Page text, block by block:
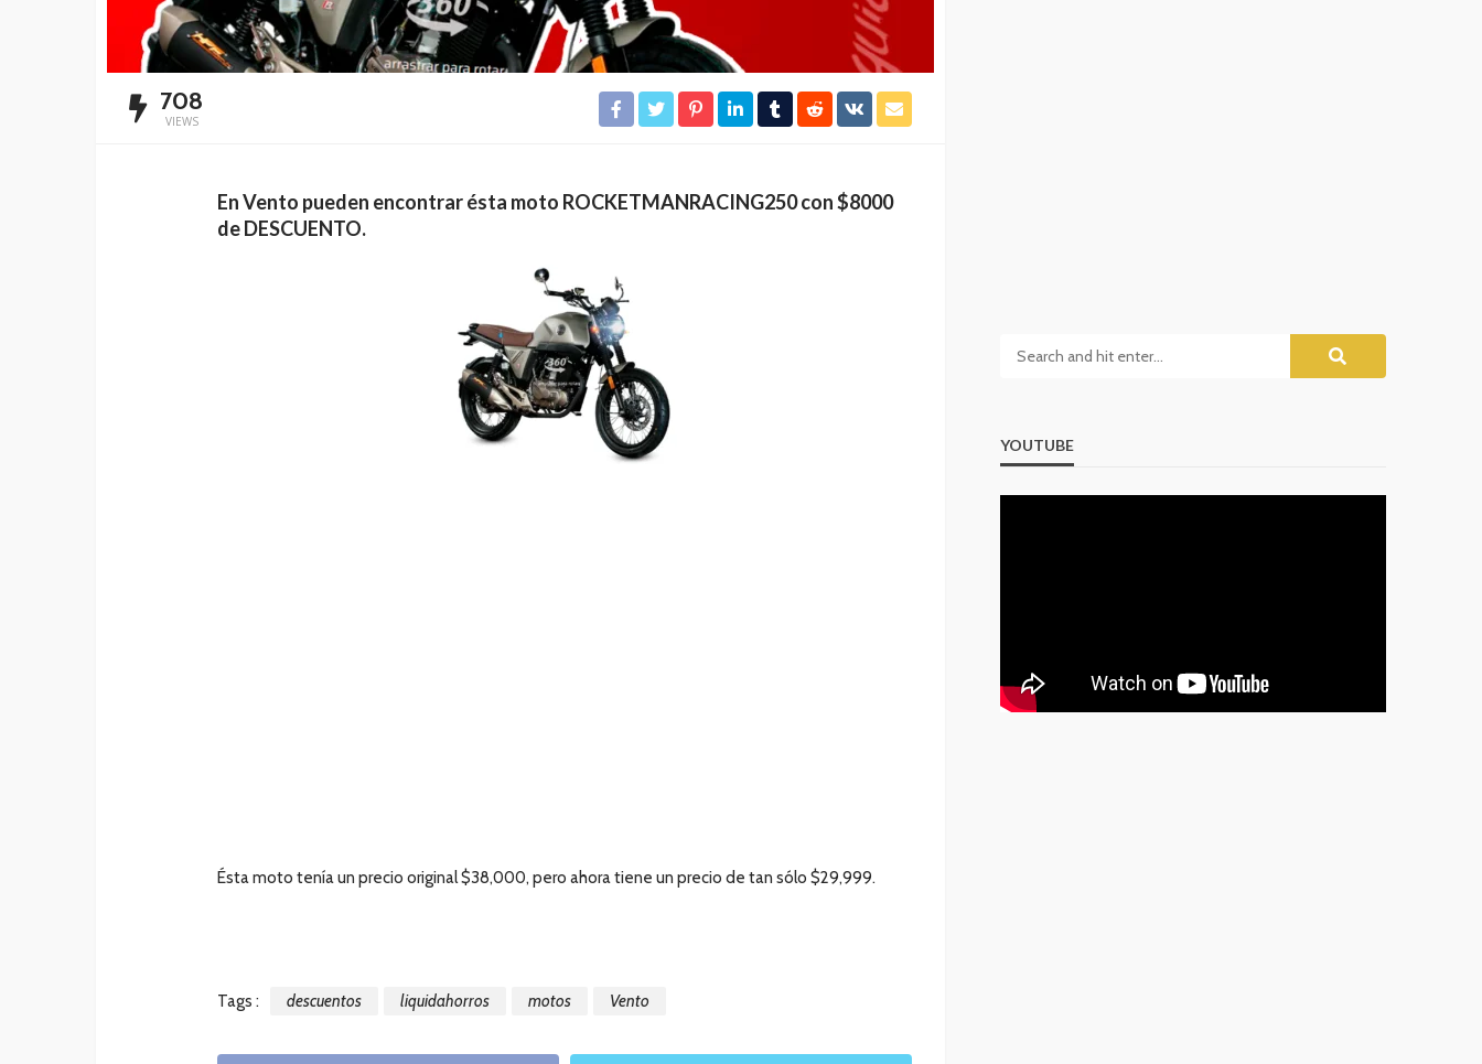
708
VIEWS
En Vento pueden encontrar ésta moto ROCKETMANRACING250 con $8000
de DESCUENTO.
Ésta moto tenía un precio original $38,000, pero ahora tiene un precio de tan sólo $29,999.
Tags : descuentos liquidahorros motos Vento
YOUTUBE